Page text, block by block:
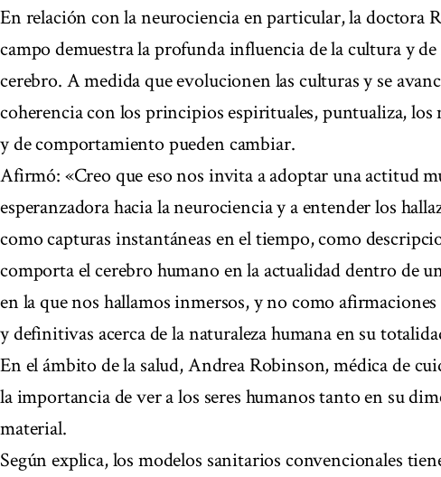
En relación con la neurociencia en particular, la doctora
campo demuestra la profunda influencia de la cultura y
cerebro. A medida que evolucionen las culturas y se
coherencia con los principios espirituales, puntualiza, los
y de comportamiento pueden cambiar.
Afirmó: «Creo que eso nos invita a adoptar una actitud
esperanzadora hacia la neurociencia y a entender los
como capturas instantáneas en el tiempo, como
comporta el cerebro humano en la actualidad dentro de
en la que nos hallamos inmersos, y no como afirmaciones
y definitivas acerca de la naturaleza humana en su
En el ámbito de la salud, Andrea Robinson, médica de
la importancia de ver a los seres humanos tanto en su
material.
Según explica, los modelos sanitarios convencionales